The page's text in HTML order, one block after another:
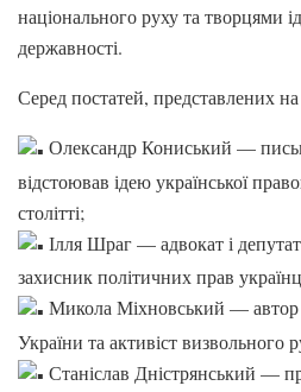
національного руху та творцями
державності.
Серед постатей, представлених на
Олександр Кониський —
відстоював ідею української
столітті;
Ілля Шраг — адвокат і
захисник політичних прав
Микола Міхновський — автор
України та активіст визвольного
Станіслав Дністрянський —